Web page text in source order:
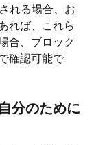
れる場合、お
れば、これら
合、ブロック
確認可能で
分のために